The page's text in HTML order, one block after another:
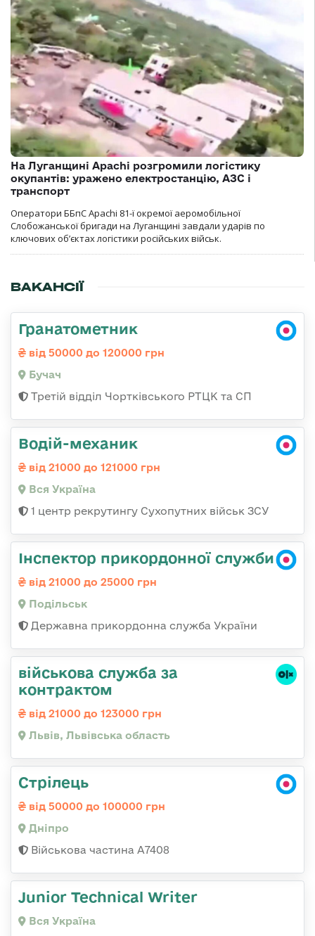
На Луганщині Apachi розгромили логістику
окупантів: уражено електростанцію, АЗС і
транспорт
Оператори ББпС Apachi 81-ї окремої аеромобільної
Слобожанської бригади на Луганщині завдали ударів по
ключових об’єктах логістики російських військ.
ВАКАНСІЇ
Гранатометник
від 50000 до 120000 грн
Бучач
Третій відділ Чортківського РТЦК та СП
Водій-механик
від 21000 до 121000 грн
Вся Україна
1 центр рекрутингу Сухопутних військ ЗСУ
Інспектор прикордонної служби
від 21000 до 25000 грн
Подільськ
Державна прикордонна служба України
військова служба за
контрактом
від 21000 до 123000 грн
Львів, Львівська область
Стрілець
від 50000 до 100000 грн
Дніпро
Військова частина А7408
Junior Technical Writer
Вся Україна